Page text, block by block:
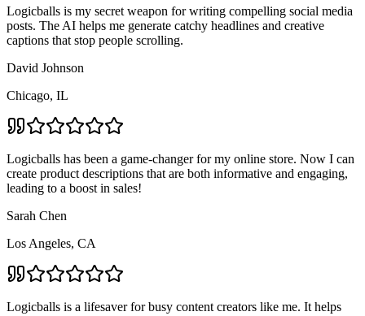
Logicballs is my secret weapon for writing compelling social media
posts. The AI helps me generate catchy headlines and creative
captions that stop people scrolling.
David Johnson
Chicago, IL
Logicballs has been a game-changer for my online store. Now I can
create product descriptions that are both informative and engaging,
leading to a boost in sales!
Sarah Chen
Los Angeles, CA
Logicballs is a lifesaver for busy content creators like me. It helps